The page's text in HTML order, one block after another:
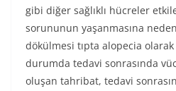
gibi diğer sağlıklı hücreler
sorununun yaşanmasına
dökülmesi tıpta alopecia olarak
durumda tedavi sonrasında
oluşan tahribat, tedavi